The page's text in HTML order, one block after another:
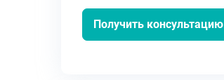
Получить консультацию